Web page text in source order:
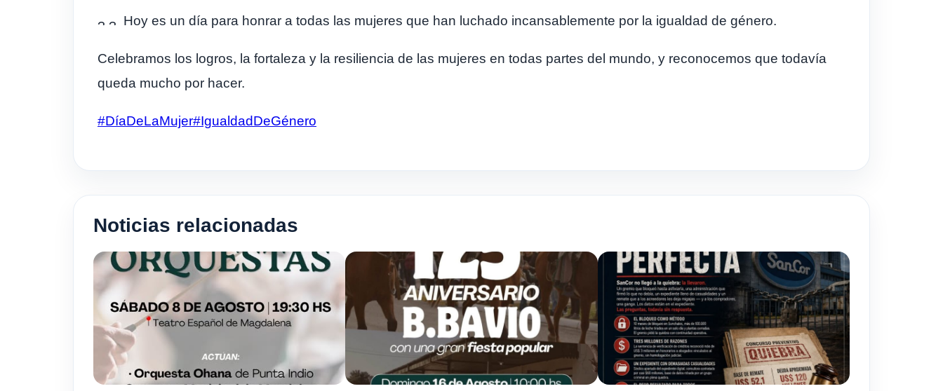
Hoy es un día para honrar a todas las mujeres que han luchado incansablemente por la igualdad de género.
Celebramos los logros, la fortaleza y la resiliencia de las mujeres en todas partes del mundo, y reconocemos que todavía
queda mucho por hacer.
#DíaDeLaMujer#IgualdadDeGénero
Noticias relacionadas